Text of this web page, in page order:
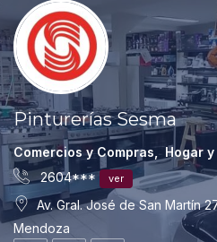
Pinturerías Sesma
Comercios y Compras , Hogar
2604***
ver
Av. Gral. José de San Martín
Mendoza